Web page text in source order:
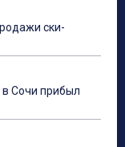
ски-
в Сочи прибыл